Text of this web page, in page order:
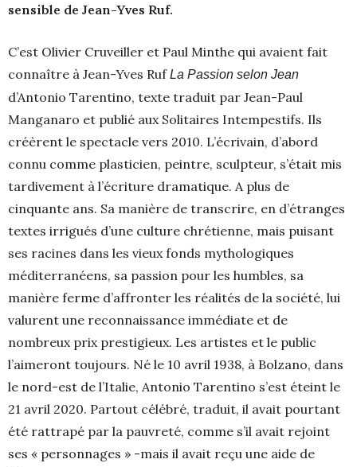
sensible de Jean-Yves Ruf.
C’est Olivier Cruveiller et Paul Minthe qui avaient fait
connaître à Jean-Yves RufLa Passion selon Jean
d’Antonio Tarentino, texte traduit par Jean-Paul
Manganaro et publié aux Solitaires Intempestifs. Ils
créèrent le spectacle vers 2010. L’écrivain, d’abord
connu comme plasticien, peintre, sculpteur, s’était mis
tardivement à l’écriture dramatique. A plus de
cinquante ans. Sa manière de transcrire, en d’étranges
textes irrigués d’une culture chrétienne, mais puisant
ses racines dans les vieux fonds mythologiques
méditerranéens, sa passion pour les humbles, sa
manière ferme d’affronter les réalités de la société, lui
valurent une reconnaissance immédiate et de
nombreux prix prestigieux. Les artistes et le public
l’aimeront toujours. Né le 10 avril 1938, à Bolzano, dans
le nord-est de l’Italie, Antonio Tarentino s’est éteint le
21 avril 2020. Partout célébré, traduit, il avait pourtant
été rattrapé par la pauvreté, comme s’il avait rejoint
ses « personnages » -mais il avait reçu une aide de